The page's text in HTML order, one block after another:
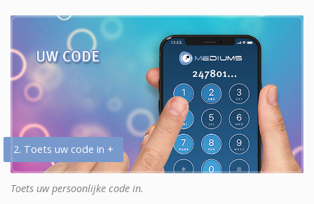
2. Toets uw code in +
Toets uw persoonlijke code in.